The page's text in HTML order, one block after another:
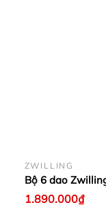
ZWILLING
Bộ 6 dao
1.890.000₫